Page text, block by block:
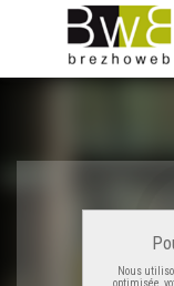
Nous
optimisée,